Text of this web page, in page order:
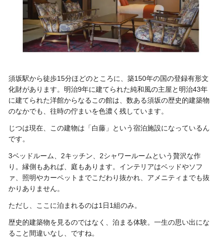
須坂駅から徒歩15分ほどのところに、築150年の国の登録有形文
化財があります。明治9年に建てられた純和風の主屋と明治43年
に建てられた洋館からなるこの館は、数ある須坂の歴史的建築物
のなかでも、往時の佇まいを色濃く残しています。
じつは現在、この建物は「白藤」という宿泊施設になっているん
です。
3ベッドルーム、2キッチン、2シャワールームという贅沢な作
り。縁側もあれば、庭もあります。インテリアはベッドやソフ
ァ、照明やカーペットまでこだわり抜かれ、アメニティまでも抜
かりありません。
ただし、ここに泊まれるのは1日1組のみ。
歴史的建築物を見るのではなく、泊まる体験。一生の思い出にな
ること間違いなし、ですね。